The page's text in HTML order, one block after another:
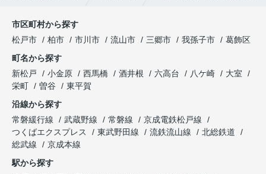
市区町村から探す
松戸市
柏市 市川市 流山市 三郷市 我孫子市
葛飾区
町名から探す
新松戸
小金原 西馬橋 酒井根 六高台 八ケ崎
大室
栄町
曽谷
東平賀
沿線から探す
常磐緩行線
武蔵野線 常磐線
京成電鉄松戸線
つくばエクスプレス
東武野田線 流鉄流山線
北総鉄道
総武線
京成本線
駅から探す